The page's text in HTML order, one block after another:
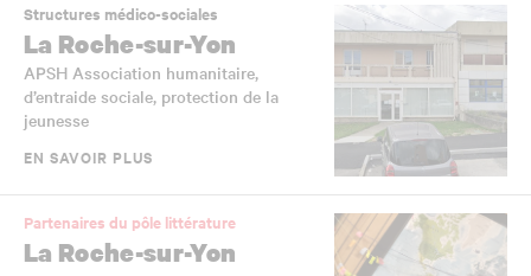
Structures médico-sociales
La Roche-sur-Yon
APSH Association humanitaire,
d’entraide sociale, protection de la
jeunesse
EN SAVOIR PLUS
Partenaires du pôle littérature
La Roche-sur-Yon